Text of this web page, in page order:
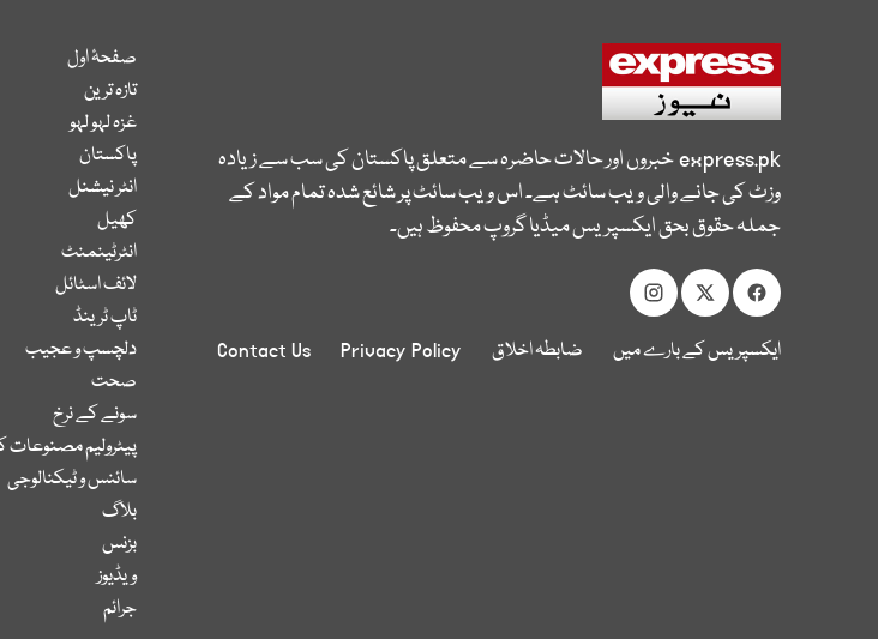
express.pkخبروں اور حالات حاضرہ سے متعلق پاکستان کی سب سے زیادہ
وزٹ کی جانے والی ویب سائٹ ہے۔ اس ویب سائٹ پر شائع شدہ تمام مواد کے
جملہ حقوق بحق ایکسپریس میڈیا گروپ محفوظ ہیں۔
ایکسپریس کے بارے میں ضابطہ اخلاق Privacy Policy
Contact Us
صفحۂ اول
تازہ ترین
غزہ لہو لہو
پاکستان
انٹر نیشنل
کھیل
انٹرٹینمنٹ
لائف اسٹائل
ٹاپ ٹرینڈ
دلچسپ و عجیب
صحت
سونے کے نرخ
پیٹرولیم مصنوعات
سائنس و ٹیکنالوجی
بلاگ
بزنس
ویڈیوز
جرائم